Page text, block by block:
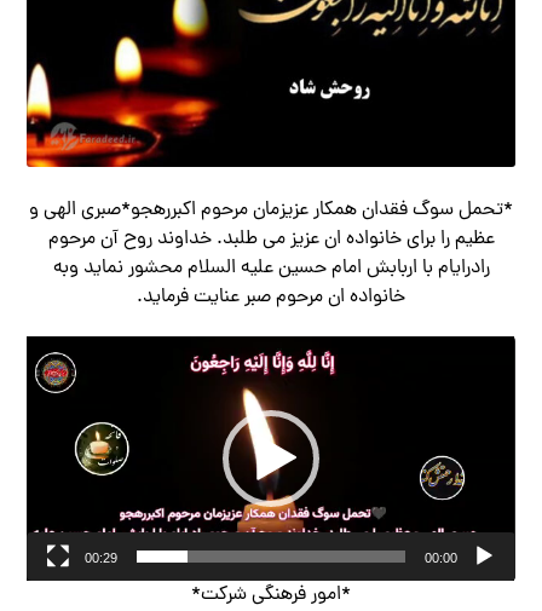
*تحمل سوگ فقدان همکار عزیزمان مرحوم اکبررهجو*صبری الهی و
عظیم را برای خانواده ان عزیز می طلبد. خداوند روح آن مرحوم
رادرایام با اربابش امام حسین علیه السلام محشور نماید وبه
خانواده ان مرحوم صبر عنایت فرماید.
نمایشگر
00:00
00:29
*امور فرهنگی شرکت*